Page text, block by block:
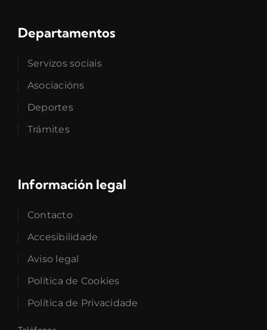
Departamentos
Servizos sociais
Asociacións
Deportes
Trámites
Información legal
Contacto
Accesibilidade
Aviso legal
Política de Cookies
Política de Privacidade